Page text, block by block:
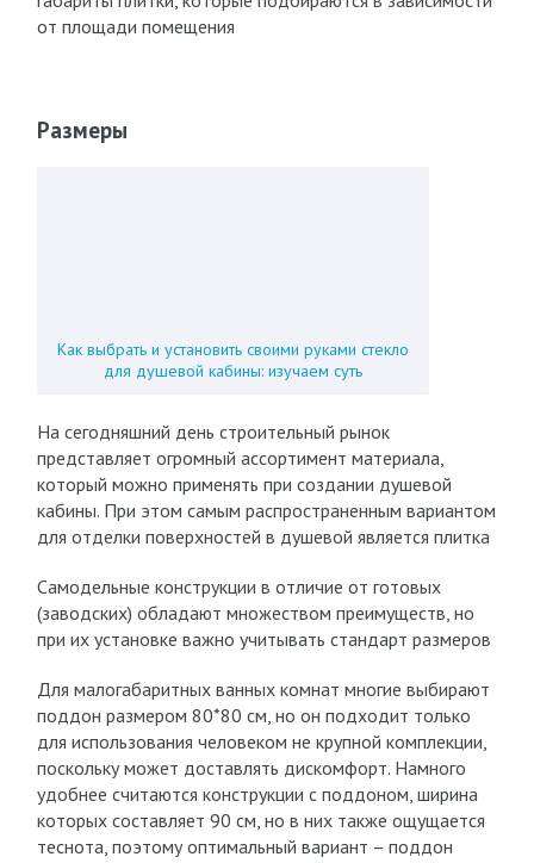
от площади помещения
Размеры
Как выбрать и установить своими руками стекло
для душевой кабины: изучаем суть
На сегодняшний день строительный рынок
представляет огромный ассортимент материала,
который можно применять при создании душевой
кабины. При этом самым распространенным вариантом
для отделки поверхностей в душевой является плитка
Самодельные конструкции в отличие от готовых
(заводских) обладают множеством преимуществ, но
при их установке важно учитывать стандарт размеров
Для малогабаритных ванных комнат многие выбирают
поддон размером 80*80 см, но он подходит только
для использования человеком не крупной комплекции,
поскольку может доставлять дискомфорт. Намного
удобнее считаются конструкции с поддоном, ширина
которых составляет 90 см, но в них также ощущается
теснота, поэтому оптимальный вариант – поддон